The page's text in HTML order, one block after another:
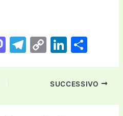
M
d
T
a
C
p
y
Li
Li
k
e
dI
n
di
vi
SUCCESSIVO